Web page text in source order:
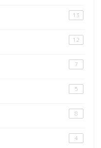
13
12
7
5
8
4